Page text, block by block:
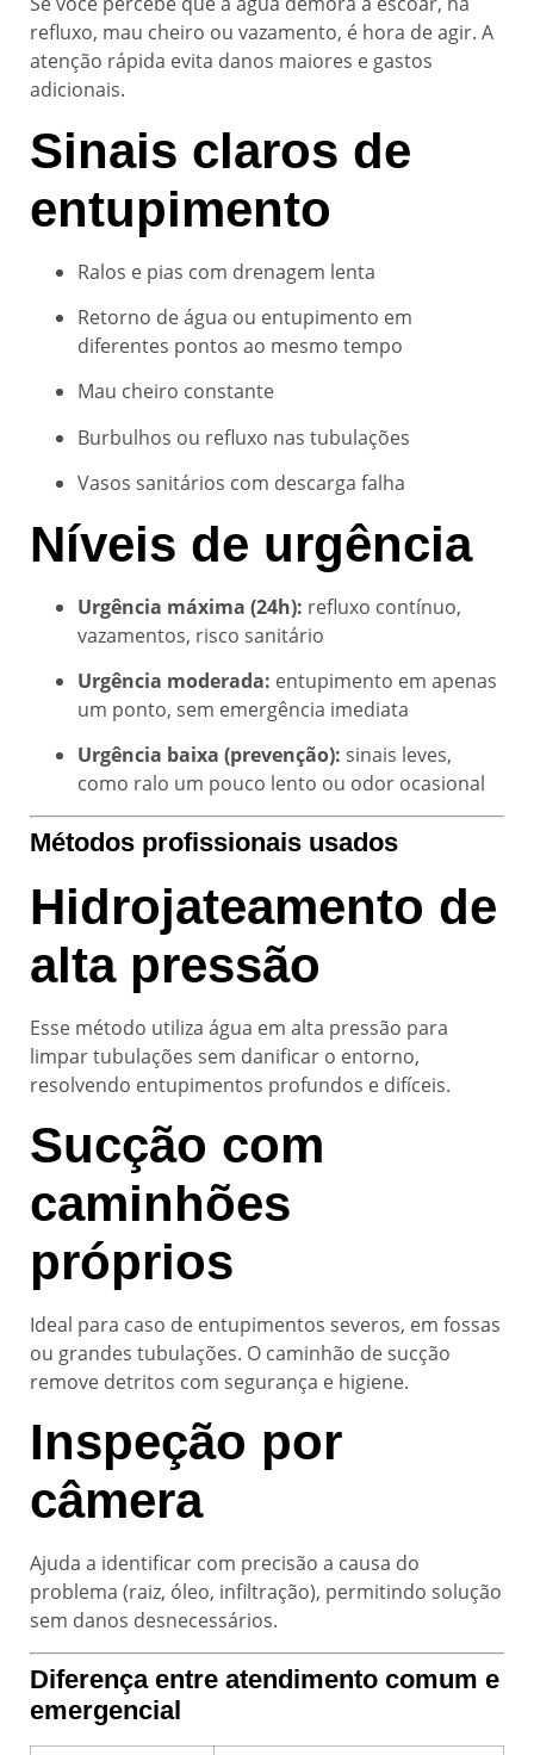
refluxo, mau cheiro ou vazamento, é hora de agir. A
atenção rápida evita danos maiores e gastos
adicionais.
Sinais claros de
entupimento
Ralos e pias com drenagem lenta
Retorno de água ou entupimento em
diferentes pontos ao mesmo tempo
Mau cheiro constante
Burbulhos ou refluxo nas tubulações
Vasos sanitários com descarga falha
Níveis de urgência
Urgência máxima (24h): refluxo contínuo,
vazamentos, risco sanitário
Urgência moderada: entupimento em apenas
um ponto, sem emergência imediata
Urgência baixa (prevenção): sinais leves,
como ralo um pouco lento ou odor ocasional
Métodos profissionais usados
Hidrojateamento de
alta pressão
Esse método utiliza água em alta pressão para
limpar tubulações sem danificar o entorno,
resolvendo entupimentos profundos e difíceis.
Sucção com
caminhões
próprios
Ideal para caso de entupimentos severos, em fossas
ou grandes tubulações. O caminhão de sucção
remove detritos com segurança e higiene.
Inspeção por
câmera
Ajuda a identificar com precisão a causa do
problema (raiz, óleo, infiltração), permitindo solução
sem danos desnecessários.
Diferença entre atendimento comum e
emergencial